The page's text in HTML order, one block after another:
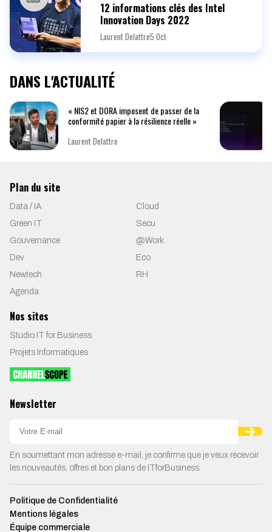
12 informations clés des Intel
Innovation Days 2022
Laurent Delattre5 Oct
DANS L'ACTUALITÉ
« NIS2 et DORA imposent de passer de la
conformité papier à la résilience réelle »
Laurent Delattre
Plan du site
Data / IA
Cloud
Green IT
Secu
Gouvernance
@Work
Dev
Eco
Newtech
RH
Agenda
Nos sites
Studio IT for Business
Projets Informatiques
Newsletter
En soumettant mon adresse e-mail, je confirme que je veux recevoir
les nouveautés, offres et bon plans de ITforBusiness.
Politique de Confidentialité
Mentions légales
Équipe commerciale